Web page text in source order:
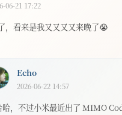
06-21 17:22
，看来是我又又又又来晚了😭
Echo
2026-06-22 14:57
哈，不过小米最近出了 MIMO